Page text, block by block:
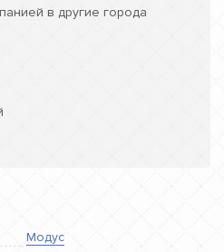
в другие города
Модус